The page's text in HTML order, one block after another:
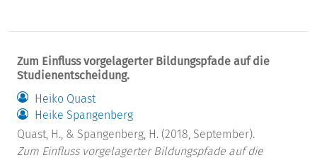
Zum Einfluss vorgelagerter Bildungspfade auf die
Studienentscheidung.
Heiko Quast
Heike Spangenberg
Quast, H., & Spangenberg, H. (2018, September).
Zum Einfluss vorgelagerter Bildungspfade auf die